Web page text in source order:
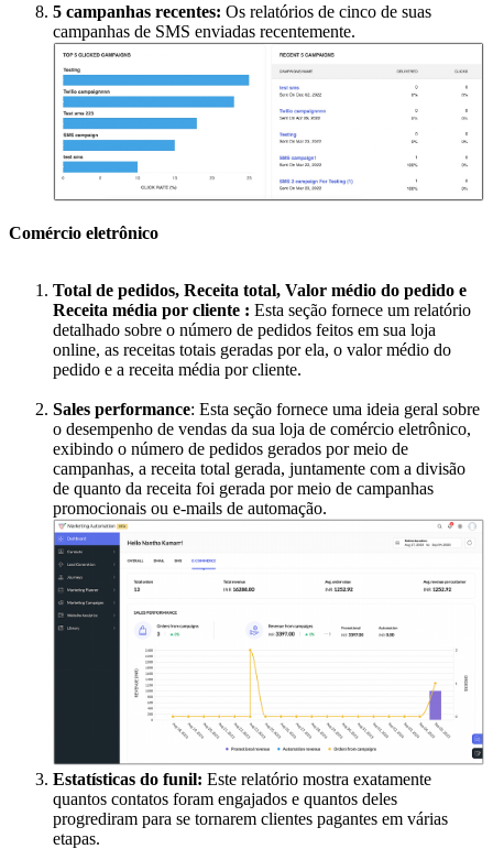
5 campanhas recentes: Os relatórios de cinco de suas
campanhas de SMS enviadas recentemente.
Comércio eletrônico
Total de pedidos, Receita total, Valor médio do pedido e
Receita média por cliente : Esta seção fornece um relatório
detalhado sobre o número de pedidos feitos em sua loja
online, as receitas totais geradas por ela, o valor médio do
pedido e a receita média por cliente.
Sales performance: Esta seção fornece uma ideia geral sobre
o desempenho de vendas da sua loja de comércio eletrônico,
exibindo o número de pedidos gerados por meio de
campanhas, a receita total gerada, juntamente com a divisão
de quanto da receita foi gerada por meio de campanhas
promocionais ou e-mails de automação.
Estatísticas do funil: Este relatório mostra exatamente
quantos contatos foram engajados e quantos deles
progrediram para se tornarem clientes pagantes em várias
etapas.